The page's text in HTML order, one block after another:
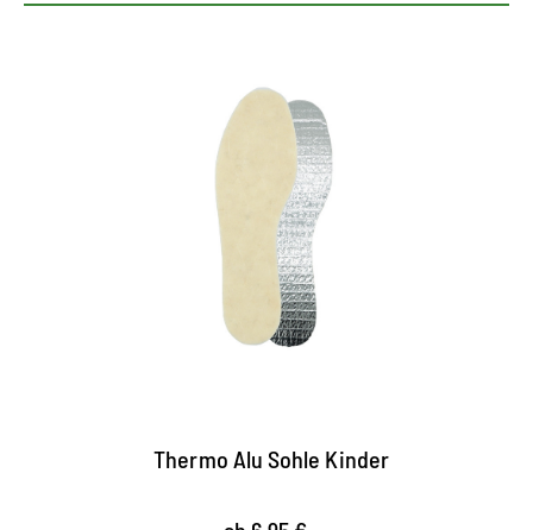
Kälteschutz und
Wärmedämmung
Thermo Alusohle mit Dreischichtaufbau wirkt
auch und vor allem bei extremer Kälte
Alu-Unterschicht wirkt isolierend gegen
Thermo Alu Sohle Kinder